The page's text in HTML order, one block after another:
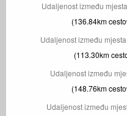
Udaljenost između
(136.84km
Udaljenost između
(113.30km
Udaljenost između
(148.76km
Udaljenost između